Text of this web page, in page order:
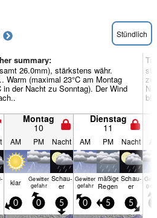
Stündlich
summary:
26.0mm), stärkstens währ.
Warm (maximal 23°C am Montag
in der Nacht zu Sonntag). Der Wind
zu
Montag
10
Dienstag
11
AM PM Nacht AM PM Nacht
klar
Gewitter
gefahr
Schau­
er
Gewitter
gefahr
mäßiger
Regen
Schau­
er
0 0 5 0 5 5